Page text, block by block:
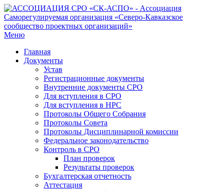
Меню
Главная
Документы
Устав
Регистрационные документы
Внутренние документы СРО
Для вступления в СРО
Для вступления в НРС
Протоколы Общего Собрания
Протоколы Совета
Протоколы Дисциплинарной комиссии
Федеральное законодательство
Контроль в СРО
План проверок
Результаты проверок
Бухгалтерская отчетность
Аттестация